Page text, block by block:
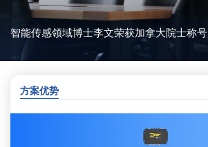
智能传感领域博士李文荣获加拿大院士称号
方案优势